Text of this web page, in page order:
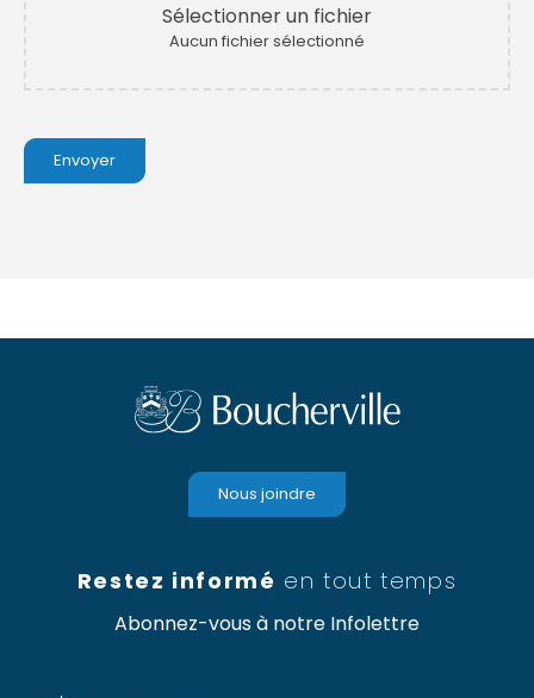
Sélectionner un fichier
Aucun fichier sélectionné
Restez informé en tout temps
Abonnez-vous à notre Infolettre
Nous joindre